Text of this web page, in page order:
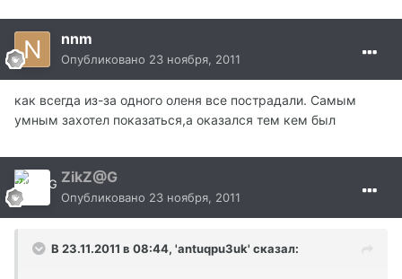
nnm
Опубликовано 23 ноября, 2011
как всегда из-за одного оленя все пострадали. Самым
умным захотел показаться,а оказался тем кем был
ZikZ@G
Опубликовано 23 ноября, 2011
В 23.11.2011 в 08:44, 'antuqpu3uk' сказал: